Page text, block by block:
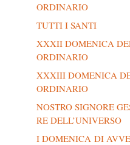
ORDINARIO
TUTTI I SANTI
XXXII DOMENICA
ORDINARIO
XXXIII DOMENICA
ORDINARIO
NOSTRO SIGNORE
RE DELL’UNIVERSO
I DOMENICA DI